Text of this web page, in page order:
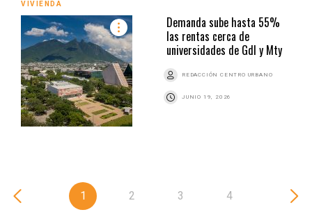
VIVIENDA
Demanda sube hasta 55%
las rentas cerca de
universidades de Gdl y Mty
REDACCIÓN CENTRO URBANO
JUNIO 19, 2026
1 2 3 4